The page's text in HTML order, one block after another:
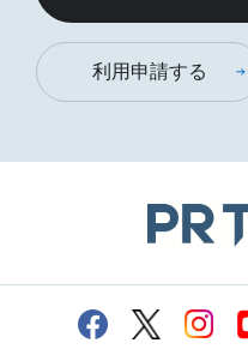
利用申請する